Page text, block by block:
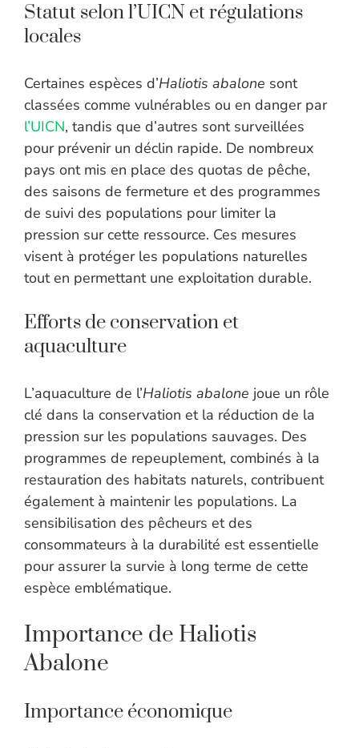
Statut selon l’UICN et régulations
locales
Certaines espèces d’Haliotis abalone sont
classées comme vulnérables ou en danger par
l’UICN, tandis que d’autres sont surveillées
pour prévenir un déclin rapide. De nombreux
pays ont mis en place des quotas de pêche,
des saisons de fermeture et des programmes
de suivi des populations pour limiter la
pression sur cette ressource. Ces mesures
visent à protéger les populations naturelles
tout en permettant une exploitation durable.
Efforts de conservation et
aquaculture
L’aquaculture de l’Haliotis abalone joue un rôle
clé dans la conservation et la réduction de la
pression sur les populations sauvages. Des
programmes de repeuplement, combinés à la
restauration des habitats naturels, contribuent
également à maintenir les populations. La
sensibilisation des pêcheurs et des
consommateurs à la durabilité est essentielle
pour assurer la survie à long terme de cette
espèce emblématique.
Importance de Haliotis
Abalone
Importance économique